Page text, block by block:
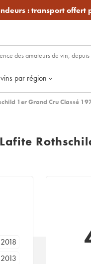
:transport offert
par région
1er Grand Cru Classé
2018
2013